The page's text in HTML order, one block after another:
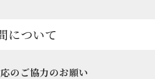
について
のご協力のお願い